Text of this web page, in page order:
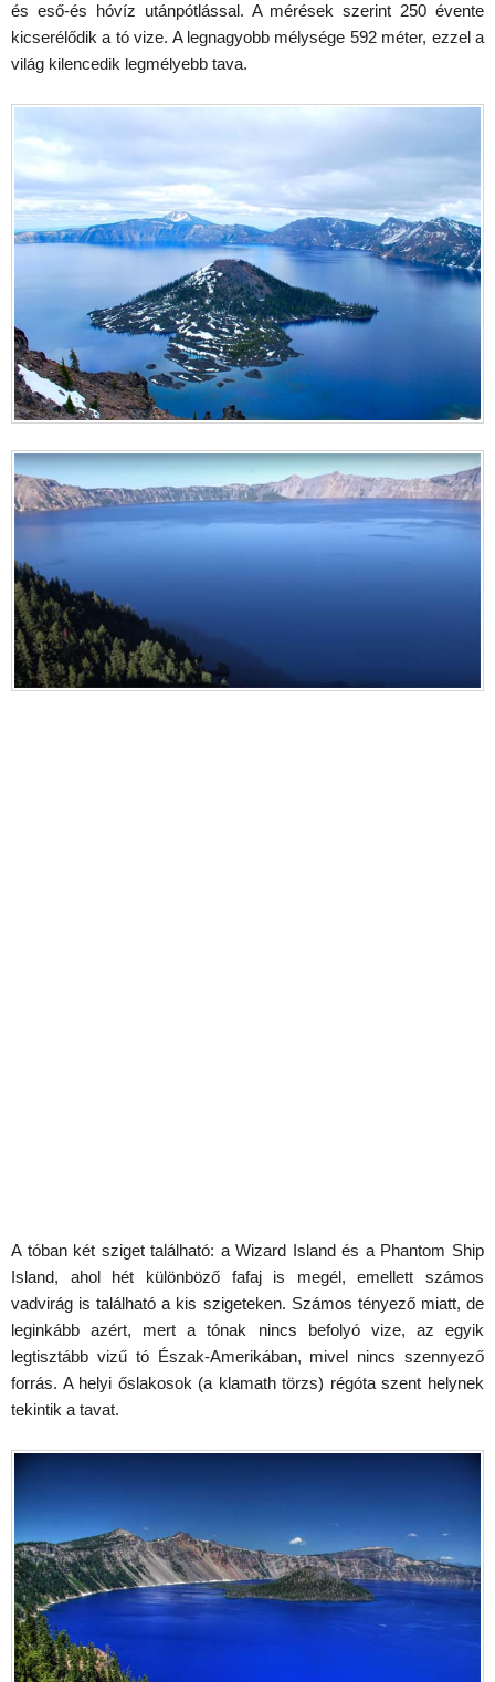
és eső-és hóvíz utánpótlással. A mérések szerint 250 évente
kicserélődik a tó vize. A legnagyobb mélysége 592 méter, ezzel a
világ kilencedik legmélyebb tava.
A tóban két sziget található: a Wizard Island és a Phantom Ship
Island, ahol hét különböző fafaj is megél, emellett számos
vadvirág is található a kis szigeteken. Számos tényező miatt, de
leginkább azért, mert a tónak nincs befolyó vize, az egyik
legtisztább vizű tó Észak-Amerikában, mivel nincs szennyező
forrás. A helyi őslakosok (a klamath törzs) régóta szent helynek
tekintik a tavat.